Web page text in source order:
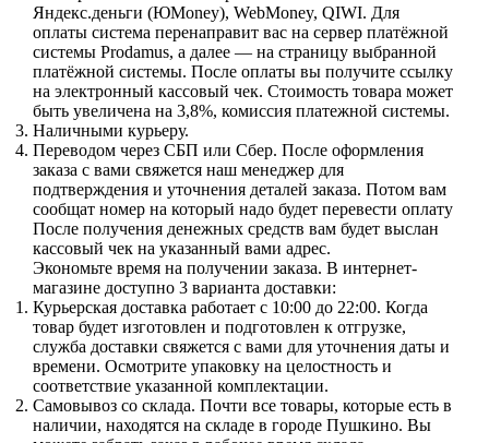
Яндекс.деньги (ЮMoney), WebMoney, QIWI. Для
оплаты система перенаправит вас на сервер платёжной
системы Prodamus, а далее — на страницу выбранной
платёжной системы. После оплаты вы получите ссылку
на электронный кассовый чек. Стоимость товара может
быть увеличена на 3,8%, комиссия платежной системы.
Наличными курьеру.
Переводом через СБП или Сбер. После оформления
заказа с вами свяжется наш менеджер для
подтверждения и уточнения деталей заказа. Потом вам
сообщат номер на который надо будет перевести оплату
После получения денежных средств вам будет выслан
кассовый чек на указанный вами адрес.
Экономьте время на получении заказа. В интернет-
магазине доступно 3 варианта доставки:
Курьерская доставка работает с 10:00 до 22:00. Когда
товар будет изготовлен и подготовлен к отгрузке,
служба доставки свяжется с вами для уточнения даты и
времени. Осмотрите упаковку на целостность и
соответствие указанной комплектации.
Самовывоз со склада. Почти все товары, которые есть в
наличии, находятся на складе в городе Пушкино. Вы